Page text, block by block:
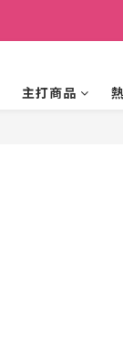
主打商品